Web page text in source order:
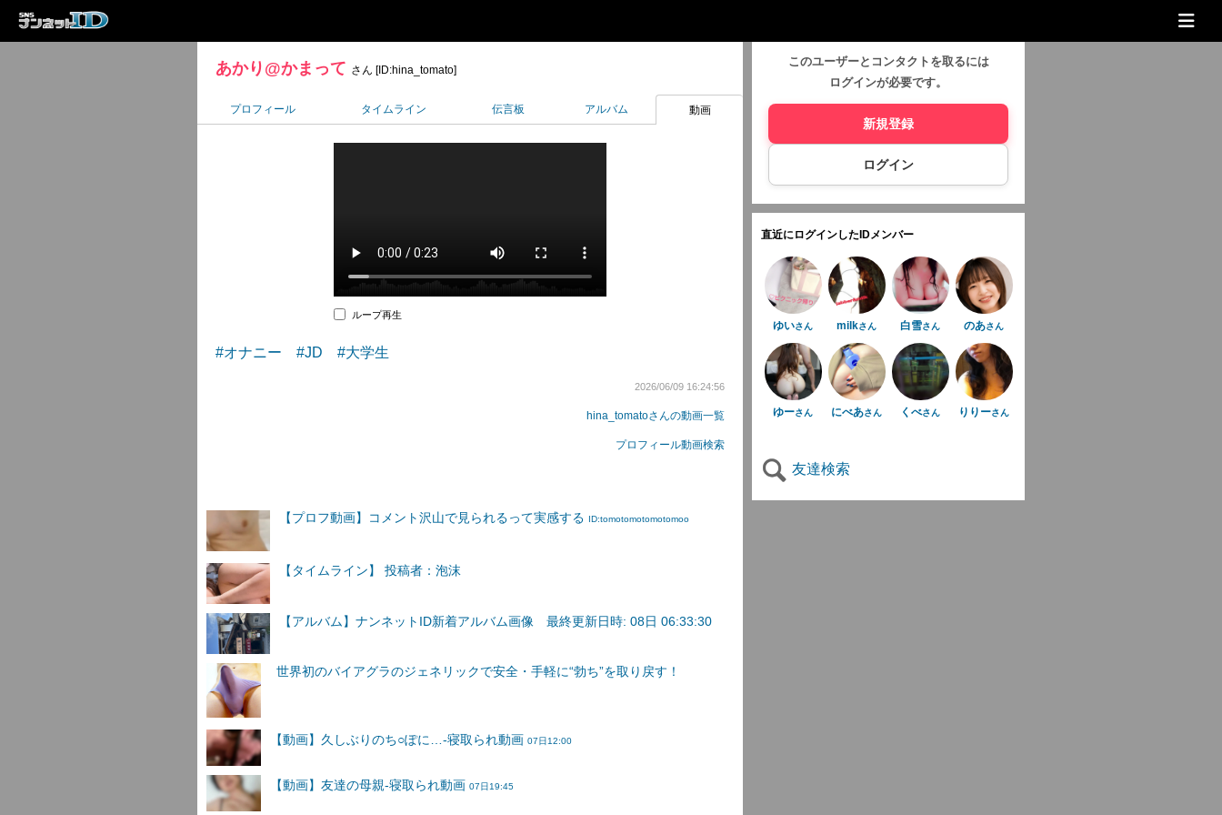
あかり@かまって さん [ID:hina_tomato]
プロフィール タイムライン 伝言板 アルバム 動画
ループ再生
#オナニー #JD #大学生
2026/06/09 16:24:56
hina_tomatoさんの動画一覧
プロフィール動画検索
【プロフ動画】コメント沢山で見られるって実感する ID:tomotomotomotomoo
【タイムライン】 投稿者：泡沫
【アルバム】ナンネットID新着アルバム画像 最終更新日時: 08日 06:33:30
このユーザーとコンタクトを取るには
ログインが必要です。
新規登録
ログイン
直近にログインしたIDメンバー
ゆいさん milkさん 白雪さん のあさん
ゆーさん にべあさん くべさん りりーさん
友達検索